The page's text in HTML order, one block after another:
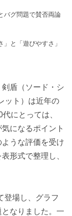
バグ問題で賛否両論
」と「遊びやすさ」
盾（ソード・シ
ット）は近年の
にとっては、
になるポイント
うな評価を受け
形式で整理し、
登場し、グラフ
なりました。一